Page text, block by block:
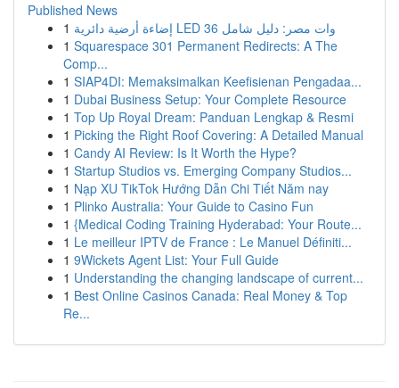
Published News
1
إضاءة أرضية دائرية LED 36 وات مصر: دليل شامل
1 Squarespace 301 Permanent Redirects: A The
Comp...
1 SIAP4DI: Memaksimalkan Keefisienan Pengadaa...
1 Dubai Business Setup: Your Complete Resource
1 Top Up Royal Dream: Panduan Lengkap & Resmi
1 Picking the Right Roof Covering: A Detailed Manual
1 Candy AI Review: Is It Worth the Hype?
1 Startup Studios vs. Emerging Company Studios...
1 Nạp XU TikTok Hướng Dẫn Chi Tiết Năm nay
1 Plinko Australia: Your Guide to Casino Fun
1 {Medical Coding Training Hyderabad: Your Route...
1 Le meilleur IPTV de France : Le Manuel Définiti...
1 9Wickets Agent List: Your Full Guide
1 Understanding the changing landscape of current...
1 Best Online Casinos Canada: Real Money & Top
Re...